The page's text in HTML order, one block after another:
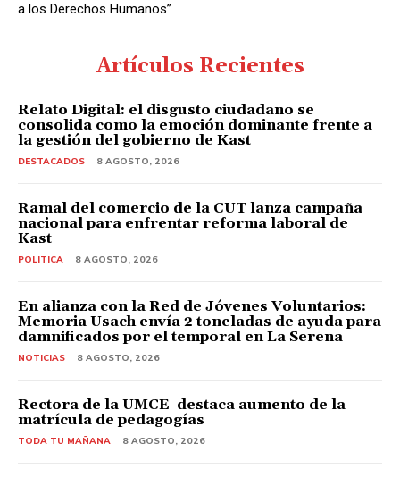
a los Derechos Humanos”
Artículos Recientes
Relato Digital: el disgusto ciudadano se
consolida como la emoción dominante frente a
la gestión del gobierno de Kast
DESTACADOS 8 AGOSTO, 2026
Ramal del comercio de la CUT lanza campaña
nacional para enfrentar reforma laboral de
Kast
POLITICA 8 AGOSTO, 2026
En alianza con la Red de Jóvenes Voluntarios:
Memoria Usach envía 2 toneladas de ayuda para
damnificados por el temporal en La Serena
NOTICIAS 8 AGOSTO, 2026
Rectora de la UMCE destaca aumento de la
matrícula de pedagogías
TODA TU MAÑANA 8 AGOSTO, 2026